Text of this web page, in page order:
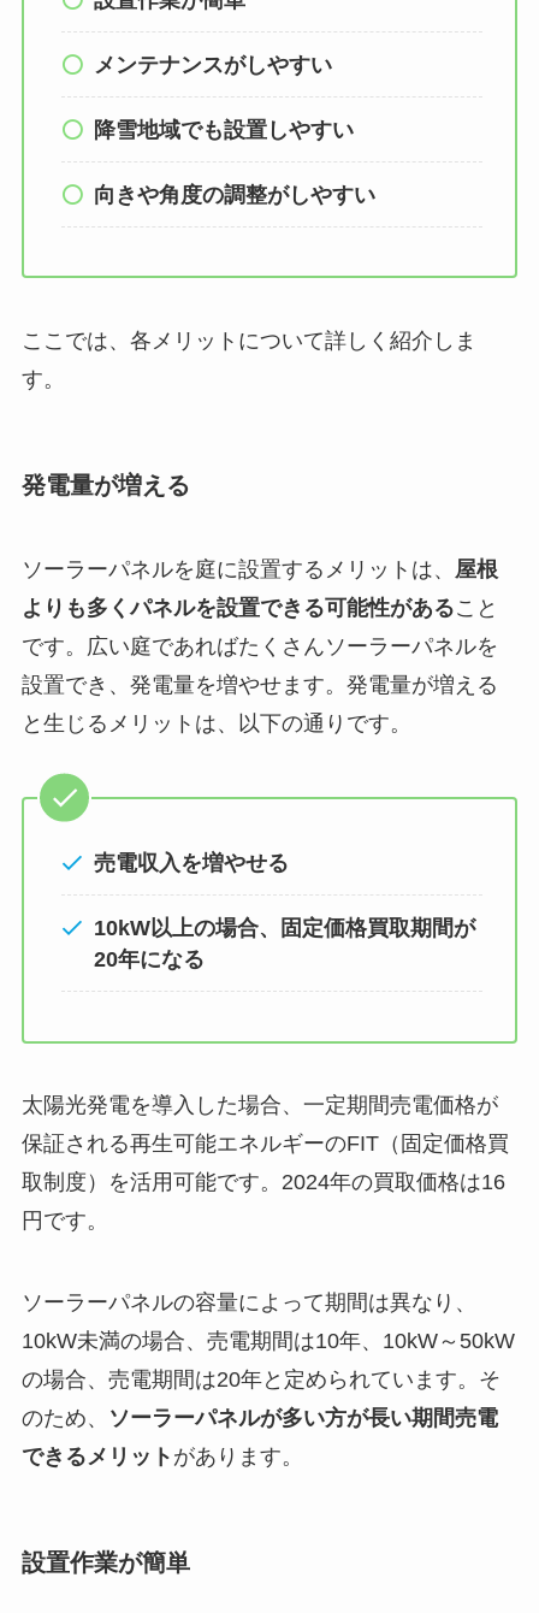
メンテナンスがしやすい
降雪地域でも設置しやすい
向きや角度の調整がしやすい
ここでは、各メリットについて詳しく紹介しま
す。
発電量が増える
ソーラーパネルを庭に設置するメリットは、
屋根
よりも多くパネルを設置できる可能性があること
です。広い庭であればたくさんソーラーパネルを
設置でき、発電量を増やせます。発電量が増える
と生じるメリットは、以下の通りです。
売電収入を増やせる
10kW以上の場合、固定価格買取期間が
20年になる
太陽光発電を導入した場合、一定期間売電価格が
保証される再生可能エネルギーのFIT（固定価格買
取制度）を活用可能です。2024年の買取価格は16
円です。
ソーラーパネルの容量によって期間は異なり、
10kW未満の場合、売電期間は10年、10kW～50kW
の場合、売電期間は20年と定められています。そ
のため、
ソーラーパネルが多い方が長い期間売電
できるメリット があります。
設置作業が簡単